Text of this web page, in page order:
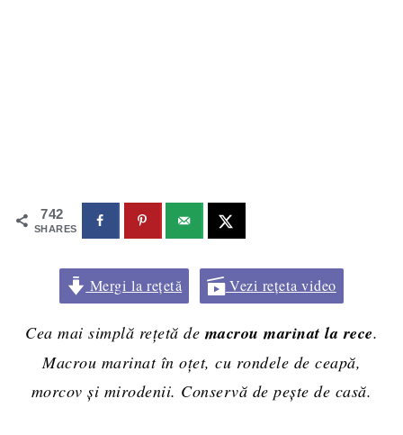
742
SHARES
Mergi la rețetă Vezi rețeta video
Cea mai simplă rețetă de macrou marinat la rece.
Macrou marinat în oțet, cu rondele de ceapă,
morcov și mirodenii. Conservă de pește de casă.